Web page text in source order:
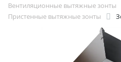
Вентиляционные вытяжные зонты
Пристенные вытяжные зонты